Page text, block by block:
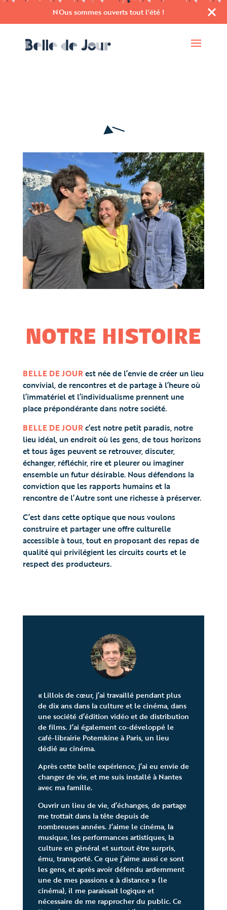
NOus sommes ouverts tout l'été !
NOTRE HISTOIRE
BELLE DE JOUR est née de l’envie de créer un lieu
convivial, de rencontres et de partage à l’heure où
l’immatériel et l’individualisme prennent une
place prépondérante dans notre société.
BELLE DE JOUR c’est notre petit paradis, notre
lieu idéal, un endroit où les gens, de tous horizons
et tous âges peuvent se retrouver, discuter,
échanger, réfléchir, rire et pleurer ou imaginer
ensemble un futur désirable. Nous défendons la
conviction que les rapports humains et la
rencontre de l’Autre sont une richesse à préserver.
C’est dans cette optique que nous voulons
construire et partager une offre culturelle
accessible à tous, tout en proposant des repas de
qualité qui privilégient les circuits courts et le
respect des producteurs.
« Lillois de cœur, j’ai travaillé pendant plus
de dix ans dans la culture et le cinéma, dans
une société d’édition vidéo et de distribution
de films. J’ai également co-développé le
café-librairie Potemkine à Paris, un lieu
dédié au cinéma.
Après cette belle expérience, j’ai eu envie de
changer de vie, et me suis installé à Nantes
avec ma famille.
Ouvrir un lieu de vie, d’échanges, de partage
me trottait dans la tête depuis de
nombreuses années. J’aime le cinéma, la
musique, les performances artistiques, la
culture en général et surtout être surpris,
ému, transporté. Ce que j’aime aussi ce sont
les gens, et après avoir défendu ardemment
une de mes passions « à distance » (le
cinéma), il me paraissait logique et
nécessaire de me rapprocher du public. Ce